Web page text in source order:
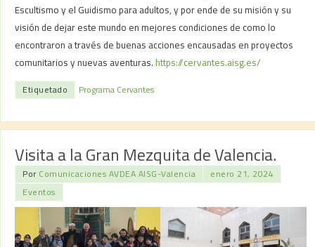
Etiquetado Centro Scout L’Almud,Fundación Sant Jordi
Escultismo y el Guidismo para adultos, y por ende de su misión y su
visión de dejar este mundo en mejores condiciones de como lo
encontraron a través de buenas acciones encausadas en proyectos
comunitarios y nuevas aventuras. https://cervantes.aisg.es/
Etiquetado Programa Cervantes
Visita a la Gran Mezquita de Valencia.
Por Comunicaciones AVDEA AISG-Valencia
enero 21, 2024
Eventos